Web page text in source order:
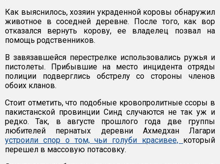
Как выяснилось, хозяин украденной коровы обнаружил
животное в соседней деревне. После того, как вор
отказался вернуть корову, ее владелец позвал на
помощь родственников.
В завязавшейся перестрелке использовались ружья и
пистолеты. Прибывшие на место инцидента отряды
полиции подверглись обстрелу со стороны членов
обоих кланов.
Стоит отметить, что подобные кровопролитные ссоры в
пакистанской провинции Синд случаются не так уж и
редко. Так, в августе прошлого года две группы
любителей пернатых деревни Ахмедхан Лагари
устроили спор о том, чьи голуби красивее, который
перешел в массовую потасовку.